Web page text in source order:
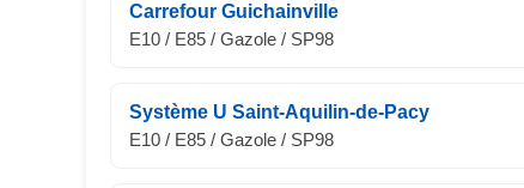
Carrefour Guichainville
E10 / E85 / Gazole / SP98
Système U Saint-Aquilin-de-Pacy
E10 / E85 / Gazole / SP98